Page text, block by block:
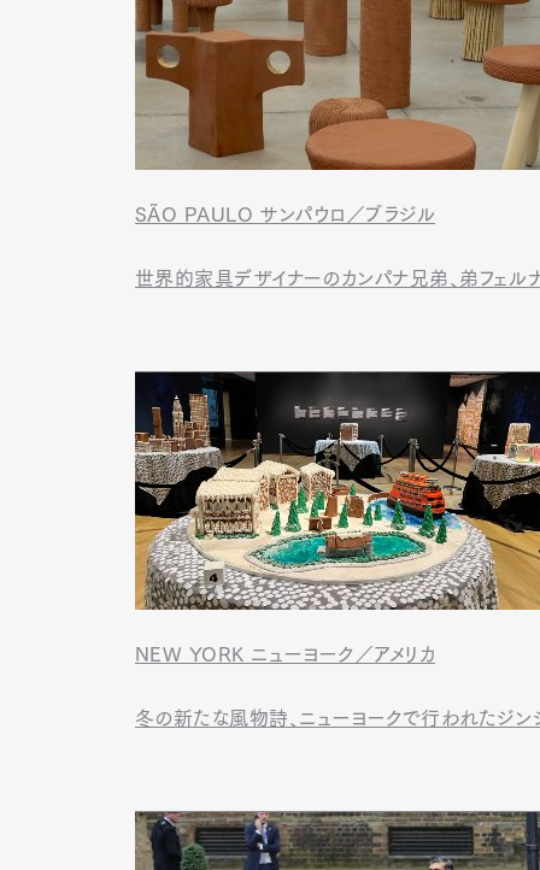
SÃO PAULO サンパウロ／ブラジル
世界的家具デザイナーのカンパナ兄弟、弟フェ
NEW YORK ニューヨーク／アメリカ
冬の新たな風物詩、ニューヨークで行われたジン